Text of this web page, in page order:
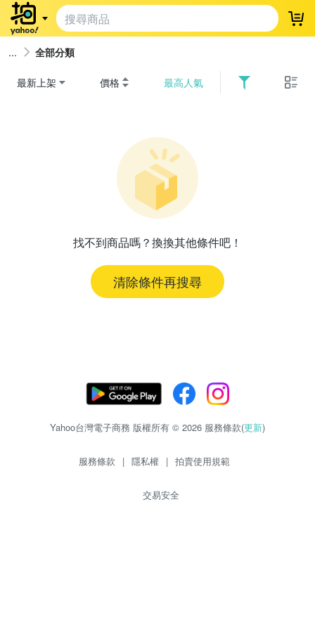
登
全部分類
最新上架 價格 最高人氣
找不到商品嗎？換換其他條件吧！
清除條件再搜尋
Yahoo台灣電子商務 版權所有 © 2026 服務條款(更新)
服務條款 | 隱私權 | 拍賣使用規範
交易安全